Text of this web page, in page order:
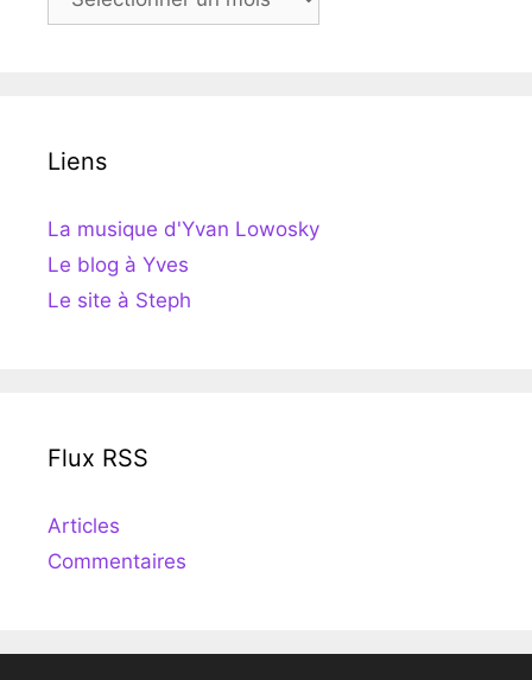
Liens
La musique d'Yvan Lowosky
Le blog à Yves
Le site à Steph
Flux RSS
Articles
Commentaires